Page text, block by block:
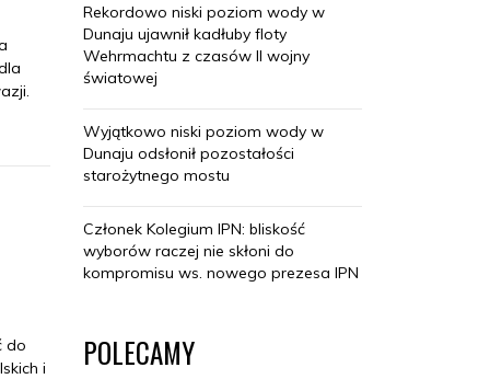
do
i
Rekordowo niski poziom wody w
Dunaju ujawnił kadłuby floty
Wehrmachtu z czasów II wojny
światowej
Wyjątkowo niski poziom wody w
Dunaju odsłonił pozostałości
starożytnego mostu
Członek Kolegium IPN: bliskość
wyborów raczej nie skłoni do
kompromisu ws. nowego prezesa IPN
POLECAMY